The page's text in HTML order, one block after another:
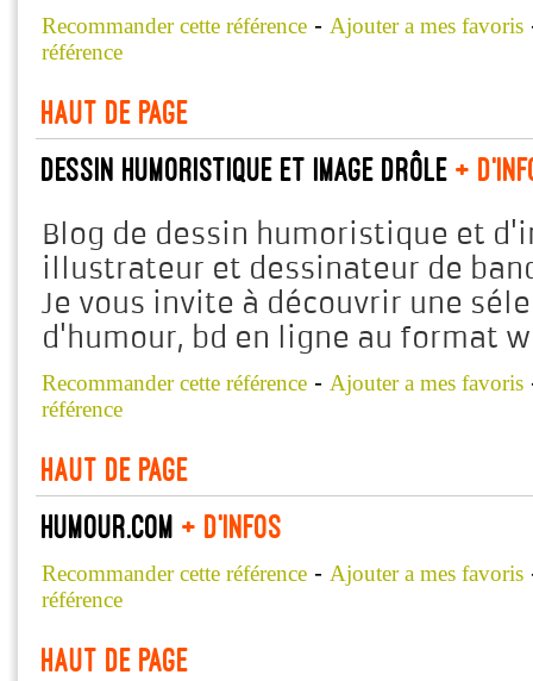
Recommander cette référence - Ajouter a mes favoris
référence
Haut de page
Dessin humoristique et image drôle +
Blog de dessin humoristique et
illustrateur et dessinateur de
Je vous invite à découvrir une
d'humour, bd en ligne au format
Recommander cette référence - Ajouter a mes favoris
référence
Haut de page
humour.com + d'infos
Recommander cette référence - Ajouter a mes favoris
référence
Haut de page